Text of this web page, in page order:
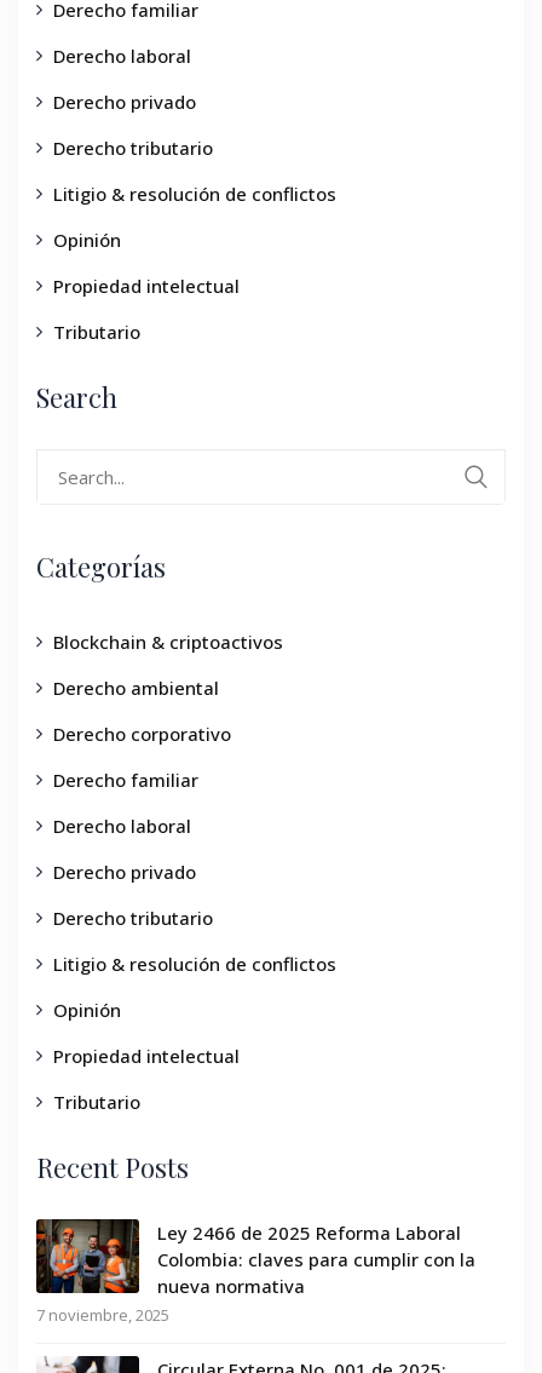
Derecho familiar
Derecho laboral
Derecho privado
Derecho tributario
Litigio & resolución de conflictos
Opinión
Propiedad intelectual
Tributario
Search
Categorías
Blockchain & criptoactivos
Derecho ambiental
Derecho corporativo
Derecho familiar
Derecho laboral
Derecho privado
Derecho tributario
Litigio & resolución de conflictos
Opinión
Propiedad intelectual
Tributario
Recent Posts
Ley 2466 de 2025 Reforma Laboral
Colombia: claves para cumplir con la
nueva normativa
7 noviembre, 2025